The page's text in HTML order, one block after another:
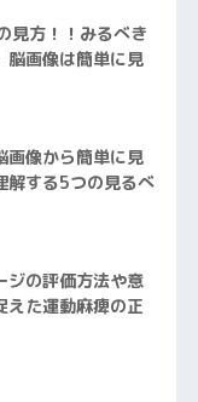
見方！！みるべき
脳画像は簡単に見
画像から簡単に見
解する5つの見るべ
ジの評価方法や意
えた運動麻痺の正